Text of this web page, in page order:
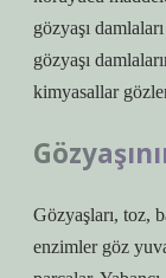
gözyaşı
gözyaşı
kimyasallar
Gözyaşları, toz,
enzimler göz